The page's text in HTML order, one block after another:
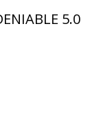
5.0